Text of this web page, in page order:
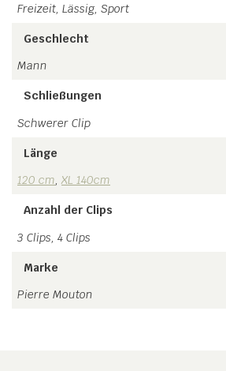
Freizeit, Lässig, Sport
Geschlecht
Mann
Schließungen
Schwerer Clip
Länge
120 cm, XL 140cm
Anzahl der Clips
3 Clips, 4 Clips
Marke
Pierre Mouton